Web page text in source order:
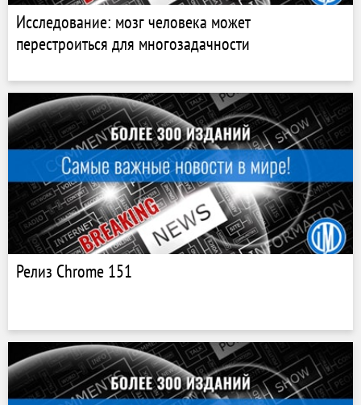
Исследование: мозг человека может
перестроиться для многозадачности
Релиз Chrome 151